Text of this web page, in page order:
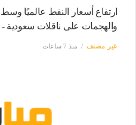
ارتفاع أسعار النفط عالميًا
والهجمات على ناقلات سعودية -
غير مصنف منذ 7 ساعات